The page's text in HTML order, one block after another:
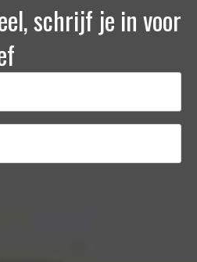
schrijf je in voor